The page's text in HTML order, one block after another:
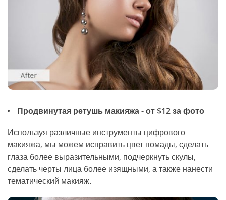
Продвинутая ретушь макияжа - от $12 за фото
Используя различные инструменты цифрового
макияжа, мы можем исправить цвет помады, сделать
глаза более выразительными, подчеркнуть скулы,
сделать черты лица более изящными, а также нанести
тематический макияж.